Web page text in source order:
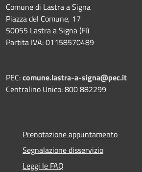
Comune di Lastra a Signa
Piazza del Comune, 17
50055 Lastra a Signa (FI)
Partita IVA: 01158570489
PEC:comune.lastra-a-signa@pec.it
Centralino Unico: 800 882299
Prenotazione appuntamento
Segnalazione disservizio
Leggi le FAQ